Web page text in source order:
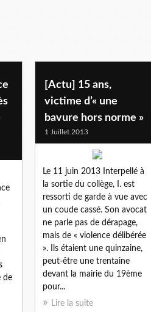
de
[Actu] 15 ans,
victime d’« une
bavure hors norme »
1 Juillet 2013
Le 11 juin 2013 Interpellé à
la sortie du collège, I. est
ressorti de garde à vue avec
un coude cassé. Son avocat
ne parle pas de dérapage,
mais de « violence délibérée
». Ils étaient une quinzaine,
peut-être une trentaine
devant la mairie du 19ème
pour...
Lire la suite